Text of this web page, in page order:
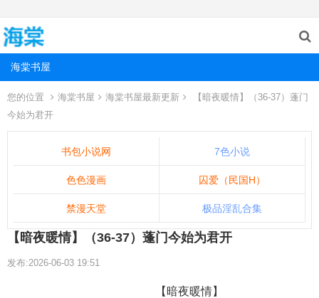
海棠书屋
您的位置 海棠书屋 海棠书屋最新更新
【暗夜暖情】（36-37）蓬门
今始为君开
书包小说网 7色小说
色色漫画 囚爱（民国H）
禁漫天堂 极品淫乱合集
【暗夜暖情】（36-37）蓬门今始为君开
发布:2026-06-03 19:51
【暗夜暖情】